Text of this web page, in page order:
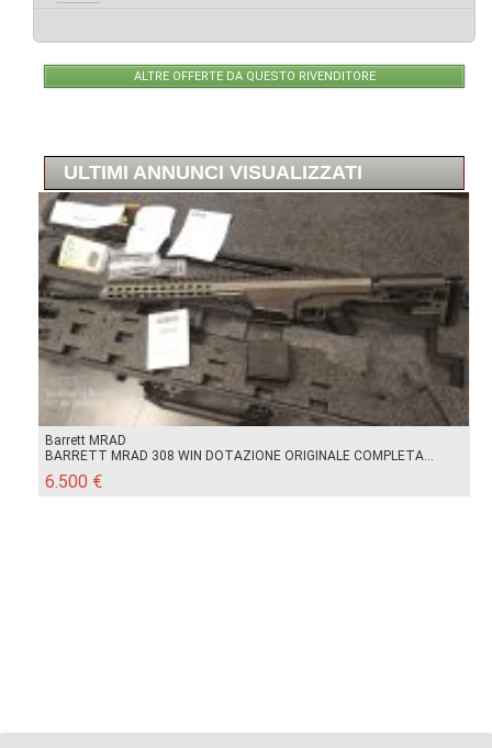
ALTRE OFFERTE DA QUESTO RIVENDITORE
ULTIMI ANNUNCI VISUALIZZATI
Barrett MRAD
BARRETT MRAD 308 WIN DOTAZIONE ORIGINALE COMPLETA...
6.500 €